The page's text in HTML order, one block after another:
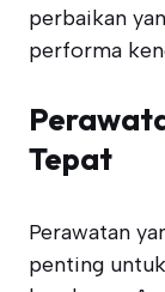
perbaikan
performa
Tepat
Perawatan
penting